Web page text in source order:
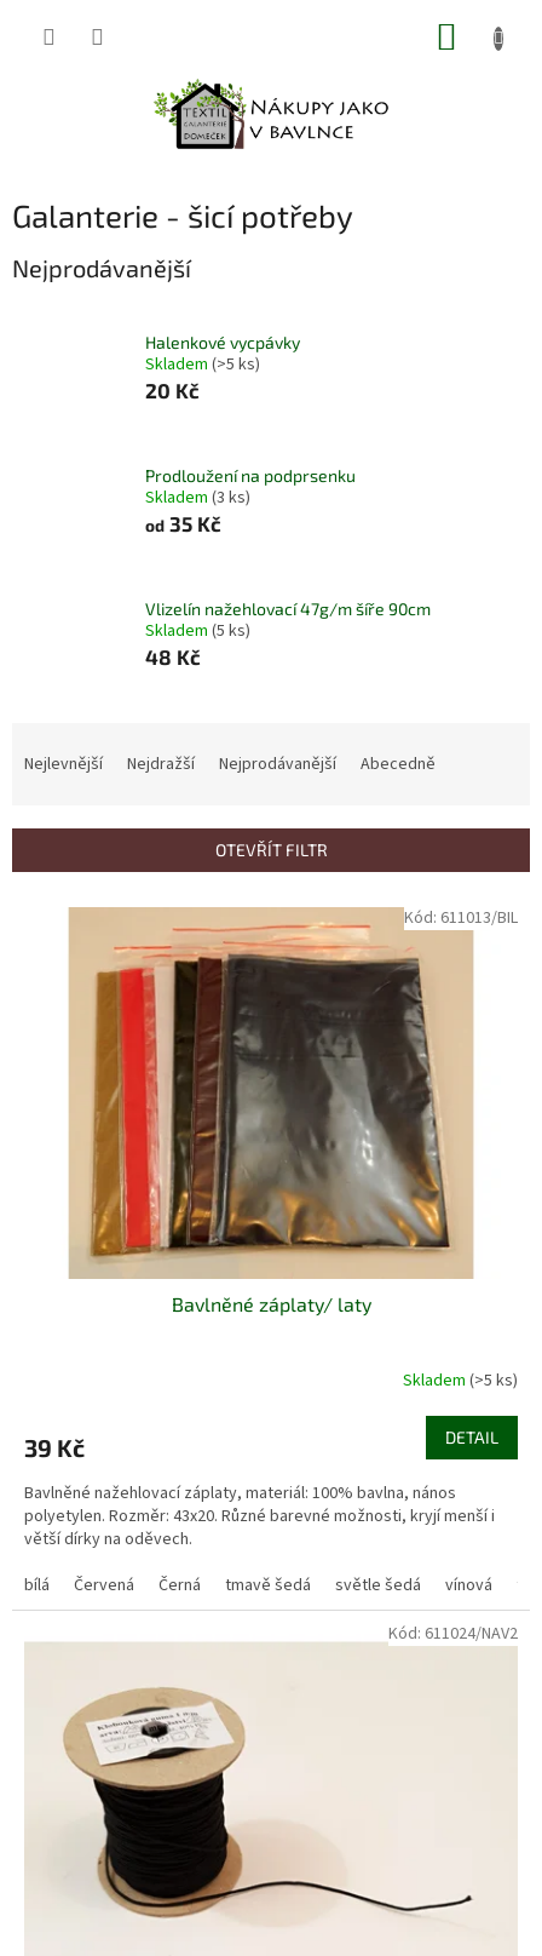
Galanterie - šicí potřeby
Nejprodávanější
Halenkové vycpávky
Skladem (>5 ks)
20 Kč
Prodloužení na podprsenku
Skladem (3 ks)
od 35 Kč
Vlizelín nažehlovací 47g/m šíře 90cm
Skladem (5 ks)
48 Kč
í
Nejlevnější Nejdražší Nejprodávanější Abecedně
OTEVŘÍT FILTR
Bavlněné záplaty/ laty
Skladem (>5 ks)
39 Kč DETAIL
Bavlněné nažehlovací záplaty, materiál: 100% bavlna, nános
polyetylen. Rozměr: 43x20. Různé barevné možnosti, kryjí menší i
větší dírky na oděvech.
bílá
Červená Černá tmavě šedá světle šedá vínová
Kód: 611013/BIL
Kód: 611024/NAV2